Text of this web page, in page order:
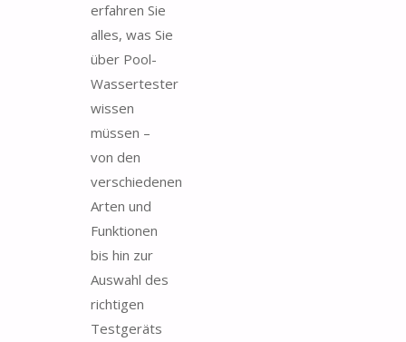
erfahren Sie
alles, was Sie
über Pool-
Wassertester
wissen
müssen –
von den
verschiedenen
Arten und
Funktionen
bis hin zur
Auswahl des
richtigen
Testgeräts